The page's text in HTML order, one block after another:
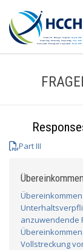
Part III
Übereinkommen
anzuwendende
Vollstreckung